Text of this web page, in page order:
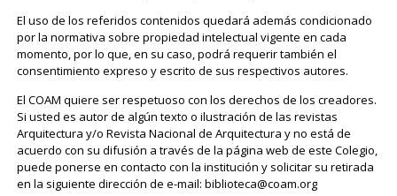
El uso de los referidos contenidos quedará además condicionado
por la normativa sobre propiedad intelectual vigente en cada
momento, por lo que, en su caso, podrá requerir también el
consentimiento expreso y escrito de sus respectivos autores.
El COAM quiere ser respetuoso con los derechos de los creadores.
Si usted es autor de algún texto o ilustración de las revistas
Arquitectura y/o Revista Nacional de Arquitectura y no está de
acuerdo con su difusión a través de la página web de este Colegio,
puede ponerse en contacto con la institución y solicitar su retirada
en la siguiente dirección de e-mail: biblioteca@coam.org